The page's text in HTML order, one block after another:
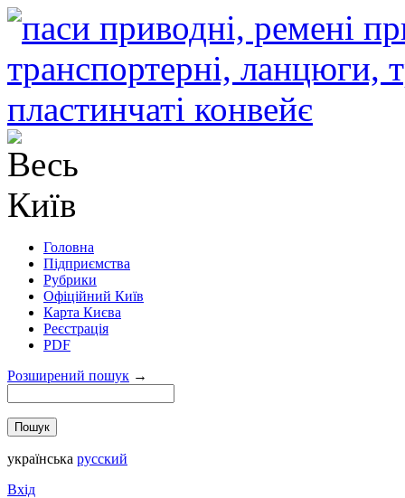
Головна
Підприємства
Рубрики
Офіційний Київ
Карта Києва
Реєстрація
PDF
Розширений пошук →
українська русский
Вхід